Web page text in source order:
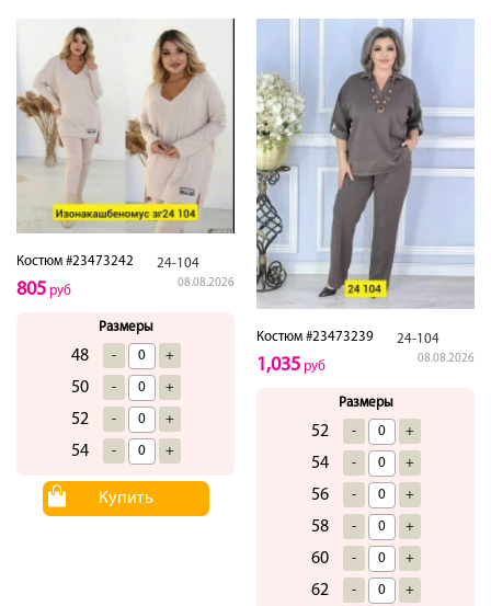
Костюм #23473242 24-104
08.08.2026
805 руб
Размеры
48 - +
50 - +
52 - +
54 - +
Купить
Костюм #23473239 24-104
08.08.2026
1,035 руб
Размеры
52 - +
54 - +
56 - +
58 - +
60 - +
62 - +